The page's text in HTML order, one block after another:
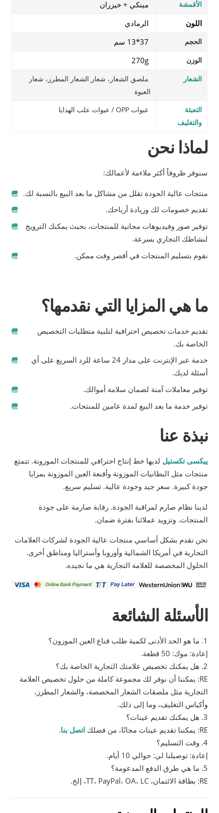
الأقمشة
مينكي + خيزران
اللون
الرمادي
الحجم
الوزن
الشعار
ملصق الشعار، شعار الشعار المطرز، شعار
العبوة
التعبئة
والتغليف
عبوات OPP / عبوات علب الهدايا
لماذا نحن
سنوفر ظروفاً أكثر ملاءمة لأعمالك:
منتجات عالية الجودة تقلل من مشاكل ما بعد البيع بالنسبة لك.
تقديم خصومات لك وزيادة أرباحك.
توفير صور وفيديوهات مجانية للمنتجات، بحيث يمكنك الترويج
لنشاطك التجاري بسرعة.
نقوم بتسليم المنتجات في أقصر وقت ممكن.
ما هي المزايا التي نقدمها؟
تقديم خدمات تخصيص احترافية لتلبية متطلبات التخصيص
الخاصة بك.
خدمة عبر الإنترنت على مدار 24 ساعة للرد السريع على أي
أسئلة لديك.
توفير معاملات آمنة لضمان سلامة أموالك.
توفير خدمة ما بعد البيع لمدة عامين للمنتجات.
نبذة عنا
ييكسى تكستيل لديها خط إنتاج احترافي للمنتجات الموزونة. تتمتع
منتجات مثل البطانيات الموزونة وأقنعة العين الموزونة بمزايا
جودة كبيرة. سعر جيد وجودة عالية. تسليم سريع.
لدينا نظام صارم لمراقبة الجودة. رقابة صارمة على جودة
المنتجات. وتزويد عملائنا بفترة ضمان.
نحن نقدم بشكل أساسي منتجات عالية الجودة لشركات العلامات
التجارية في أمريكا الشمالية وأوروبا وأستراليا ومناطق أخرى.
الحلول المخصصة للعلامة التجارية هي ما نجيده.
الأسئلة الشائعة
1. ما هو الحد الأدنى لكمية طلب قناع العين الموزون؟
إعادة: موك: 50 قطعة.
2. هل يمكنك تخصيص علامتك التجارية الخاصة بك؟
RE: يمكننا أن نوفر لك مجموعة كاملة من حلول تخصيص العلامة
التجارية مثل ملصقات الشعار المخصصة، والشعار المطرز،
وأكياس التغليف، وما إلى ذلك.
3. هل يمكنك تقديم عينات؟
RE: يمكننا تقديم عينات مجانًا، من فضلك
اتصل بنا.
4. وقت التسليم؟
إعادة: توصيلنا لي: حوالي 10 أيام.
5. ما هي طرق الدفع المدعومة؟
RE: بطاقة الائتمان، TT، PayPal، OA، LC، إلخ.